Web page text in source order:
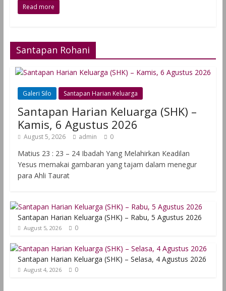
Read more
Santapan Rohani
Galeri Silo Santapan Harian Keluarga
Santapan Harian Keluarga (SHK) –
Kamis, 6 Agustus 2026
August 5, 2026 admin 0
Matius 23 : 23 – 24 Ibadah Yang Melahirkan Keadilan
Yesus memakai gambaran yang tajam dalam menegur
para Ahli Taurat
Santapan Harian Keluarga (SHK) – Rabu, 5 Agustus 2026
August 5, 2026 0
Santapan Harian Keluarga (SHK) – Selasa, 4 Agustus 2026
August 4, 2026 0